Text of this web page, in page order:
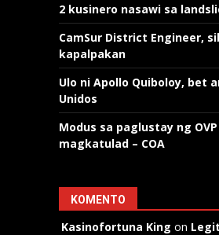
2 kusinero nasawi sa
CamSur District Engineer,
kapalpakan
Ulo ni Apollo Quiboloy, bet
Unidos
Modus sa paglustay ng
magkatulad – COA
KOMENTO
Kasinofortuna King on